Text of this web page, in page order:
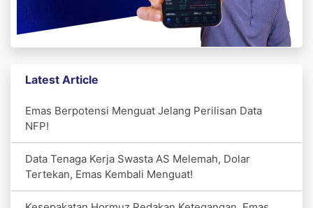
Latest Article
Emas Berpotensi Menguat Jelang Perilisan Data
NFP!
Data Tenaga Kerja Swasta AS Melemah, Dolar
Tertekan, Emas Kembali Menguat!